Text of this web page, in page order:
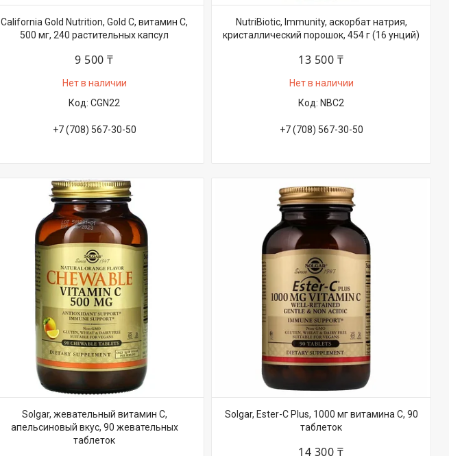
California Gold Nutrition, Gold C, витамин C,
500 мг, 240 растительных капсул
9 500 ₸
Нет в наличии
CGN22
+7 (708) 567-30-50
NutriBiotic, Immunity, аскорбат натрия,
кристаллический порошок, 454 г (16 унций)
13 500 ₸
Нет в наличии
NBC2
+7 (708) 567-30-50
Solgar, жевательный витамин C,
апельсиновый вкус, 90 жевательных
таблеток
Solgar, Ester-C Plus, 1000 мг витамина С, 90
таблеток
14 300 ₸